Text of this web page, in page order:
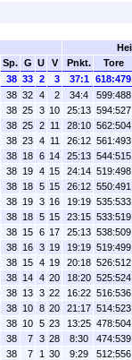
Sp. G U V Pnkt.
Tore
38 33 2 3 37:1
618:479
38 32 4 2 34:4
599:488
38 25 3 10 25:13 594:527
38 25 2 11 28:10 562:504
38 23 4 11 26:12 561:493
38 18 6 14 25:13 544:515
38 19 4 15 24:14 519:498
38 18 5 15 26:12 550:491
38 19 3 16 19:19 535:533
38 18 5 15 23:15 533:519
38 15 6 17 25:13 538:509
38 16 3 19 19:19 519:499
38 15 4 19 20:18 526:512
38 14 4 20 18:20 525:524
38 13 3 22 16:22 516:536
38 10 8 20 21:17 514:523
38 10 5 23 13:25 478:504
38 7 3 28 8:30
474:539
38 7 1 30 9:29
512:556